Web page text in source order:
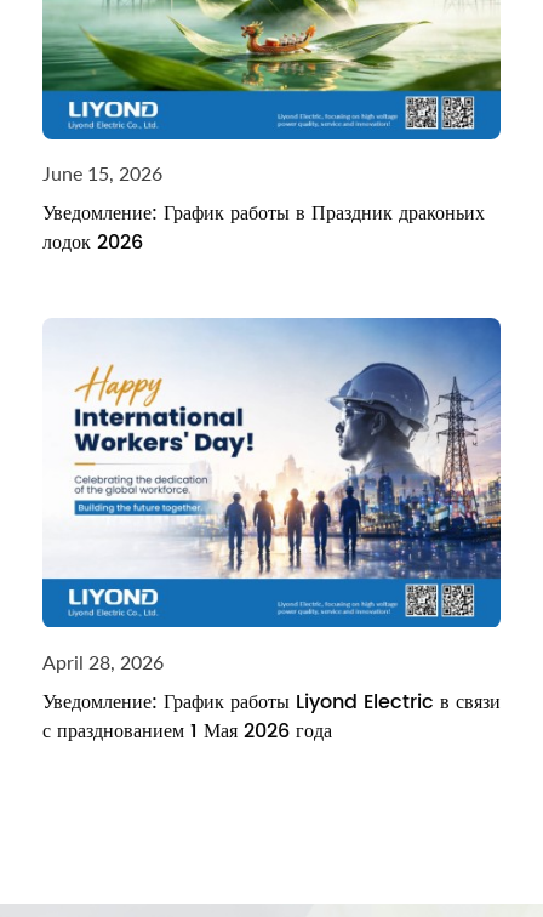
June 15, 2026
Уведомление: График работы в Праздник драконьих
лодок 2026
April 28, 2026
Уведомление: График работы Liyond Electric в связи
с празднованием 1 Мая 2026 года